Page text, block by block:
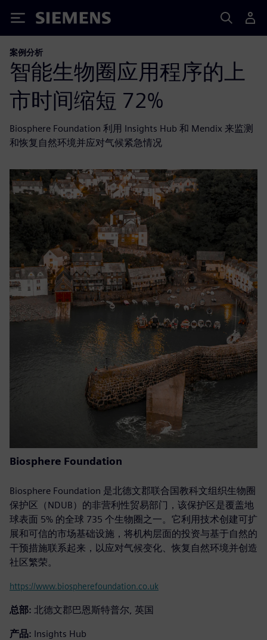
Siemens
案例分析
智能生物圈应用程序的上
市时间缩短 72%
Biosphere Foundation 利用 Insights Hub 和 Mendix 来监测
和恢复自然环境并应对气候紧急情况
Biosphere Foundation
Biosphere Foundation 是北德文郡联合国教科文组织生物圈
保护区（NDUB）的非营利性贸易部门，该保护区是覆盖地
球表面 5% 的全球 735 个生物圈之一。它利用技术创建可扩
展和可信的市场基础设施，将机构层面的投资与基于自然的
干预措施联系起来，以应对气候变化、恢复自然环境并创造
社区繁荣。
https://www.biospherefoundation.co.uk
总部: 北德文郡巴恩斯特普尔, 英国
产品: Insights Hub